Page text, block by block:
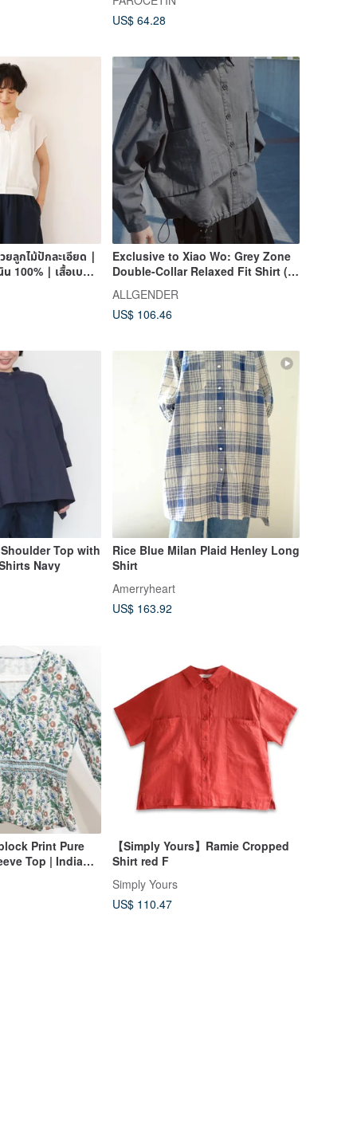
Slimming Linen T-Shirt
US$ 64.28
ยลูกไม้ปักละเอียด ∣
100% ∣ เสื้อเบ
Exclusive to Xiao Wo: Grey Zone
Double-Collar Relaxed Fit Shirt (In
Stock)
ALLGENDER
US$ 106.46
Top with
Navy
Rice Blue Milan Plaid Henley Long
Shirt
Amerryheart
US$ 163.92
Print Pure
Top | Indian
【Simply Yours】Ramie Cropped
Shirt red F
Simply Yours
US$ 110.47